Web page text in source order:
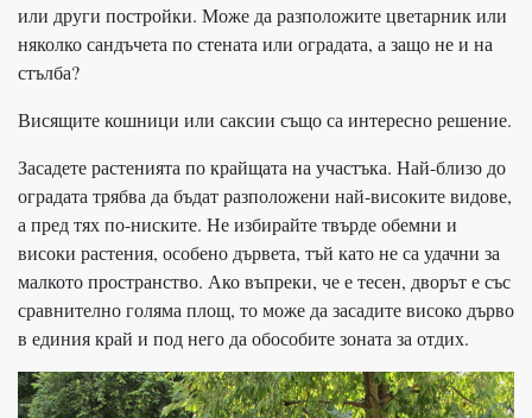
или други постройки. Може да разположите цветарник или
няколко сандъчета по стената или оградата, а защо не и на
стълба?
Висящите кошници или саксии също са интересно решение.
Засадете растенията по крайщата на участъка. Най-близо до
оградата трябва да бъдат разположени най-високите видове,
а пред тях по-ниските. Не избирайте твърде обемни и
високи растения, особено дървета, тъй като не са удачни за
малкото пространство. Ако въпреки, че е тесен, дворът е със
сравнително голяма площ, то може да засадите високо дърво
в единия край и под него да обособите зоната за отдих.